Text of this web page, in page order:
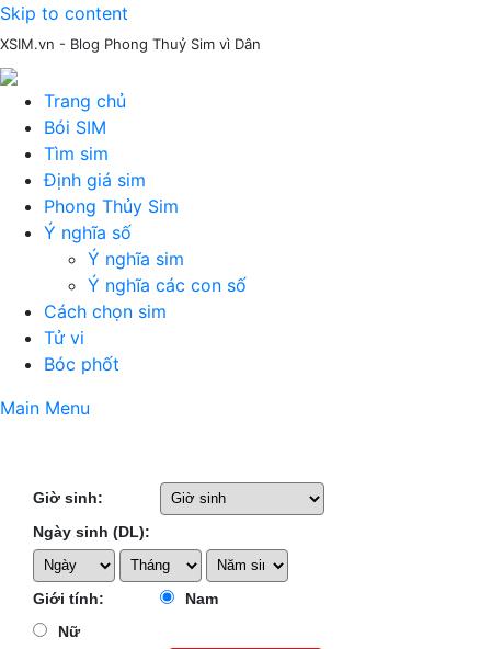
Skip to content
XSIM.vn - Blog Phong Thuỷ Sim vì Dân
Trang chủ
Bói SIM
Tìm sim
Định giá sim
Phong Thủy Sim
Ý nghĩa số
Ý nghĩa sim
Ý nghĩa các con số
Cách chọn sim
Tử vi
Bóc phốt
Main Menu
Giờ sinh:
Ngày sinh (DL):
Giới tính:
Nam
Nữ